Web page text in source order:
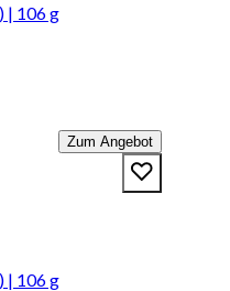
| 106 g
Zum Angebot
| 106 g